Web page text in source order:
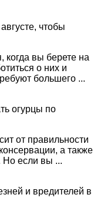
чтобы
когда вы берете на
о них и
большего ...
огурцы по
от правильности
а также
Но если вы ...
и вредителей в